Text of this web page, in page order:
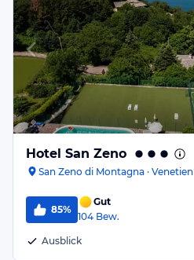
Hotel San Zeno
San Zeno di Montagna · Venetien
85%
Gut
104 Bew.
Ausblick